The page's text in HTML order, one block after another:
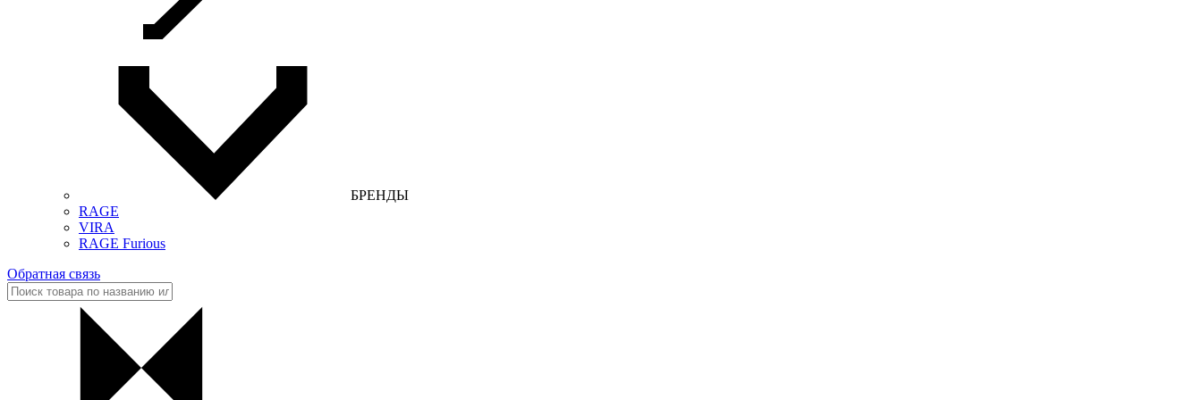
БРЕНДЫ
RAGE
VIRA
RAGE Furious
Обратная связь